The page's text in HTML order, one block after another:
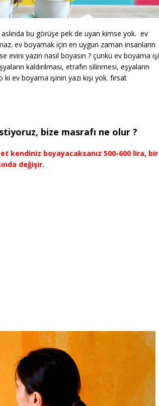
bu görüşe pek de uyan kimse yok. ev
ev boyamak için en uygun zaman insanların
evini yazın nasıl boyasın ? çünkü ev boyama işi
kaldırılması, etrafın silinmesi, eşyaların
ev boyama işinin yazı kışı yok. fırsat
bize masrafı ne olur ?
kendiniz boyayacaksanız 500-600 lira, bir
değişir.